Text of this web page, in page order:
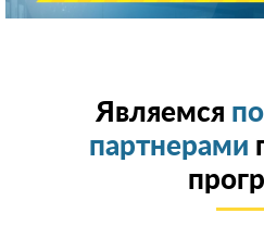
Являемся
партнерами